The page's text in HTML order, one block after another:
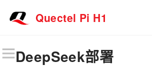
Quectel Pi H1
DeepSeek部署